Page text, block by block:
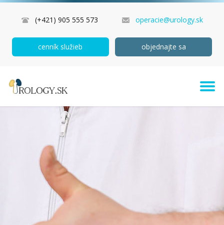
(+421) 905 555 573 operacie@urology.sk
cenník služieb objednajte sa